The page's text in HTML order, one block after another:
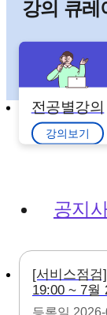
강의 큐레
전공별강의
강의보기
공지
[서비스점
19:00 ~ 7월
등록일